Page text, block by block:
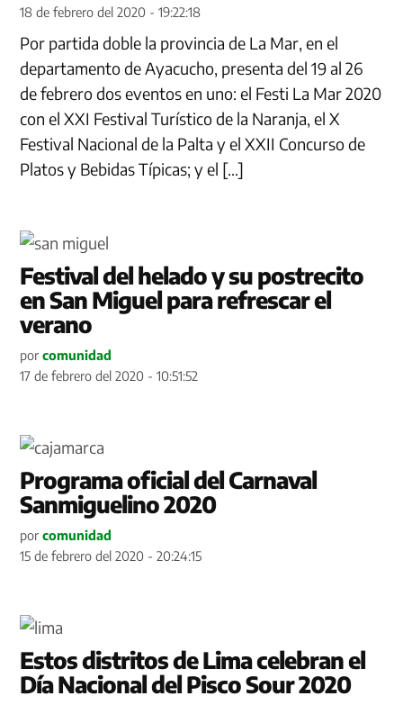
18 de febrero del 2020 - 19:22:18
Por partida doble la provincia de La Mar, en el
departamento de Ayacucho, presenta del 19 al 26
de febrero dos eventos en uno: el Festi La Mar 2020
con el XXI Festival Turístico de la Naranja, el X
Festival Nacional de la Palta y el XXII Concurso de
Platos y Bebidas Típicas; y el […]
Festival del helado y su postrecito
en San Miguel para refrescar el
verano
por comunidad
17 de febrero del 2020 - 10:51:52
Programa oficial del Carnaval
Sanmiguelino 2020
por comunidad
15 de febrero del 2020 - 20:24:15
Estos distritos de Lima celebran el
Día Nacional del Pisco Sour 2020